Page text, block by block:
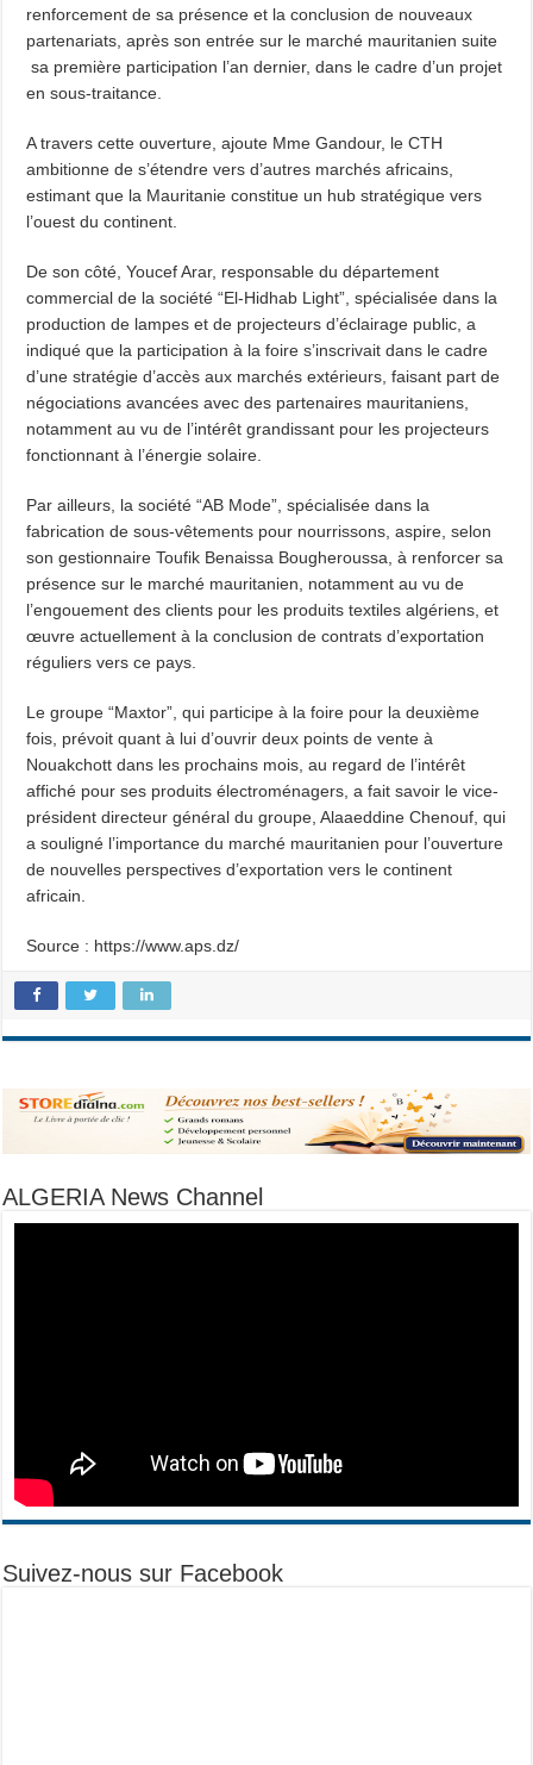
renforcement de sa présence et la conclusion de nouveaux
partenariats, après son entrée sur le marché mauritanien suite
sa première participation l’an dernier, dans le cadre d’un projet
en sous-traitance.
A travers cette ouverture, ajoute Mme Gandour, le CTH
ambitionne de s’étendre vers d’autres marchés africains,
estimant que la Mauritanie constitue un hub stratégique vers
l’ouest du continent.
De son côté, Youcef Arar, responsable du département
commercial de la société “El-Hidhab Light”, spécialisée dans la
production de lampes et de projecteurs d’éclairage public, a
indiqué que la participation à la foire s’inscrivait dans le cadre
d’une stratégie d’accès aux marchés extérieurs, faisant part de
négociations avancées avec des partenaires mauritaniens,
notamment au vu de l’intérêt grandissant pour les projecteurs
fonctionnant à l’énergie solaire.
Par ailleurs, la société “AB Mode”, spécialisée dans la
fabrication de sous-vêtements pour nourrissons, aspire, selon
son gestionnaire Toufik Benaissa Bougheroussa, à renforcer sa
présence sur le marché mauritanien, notamment au vu de
l’engouement des clients pour les produits textiles algériens, et
œuvre actuellement à la conclusion de contrats d’exportation
réguliers vers ce pays.
Le groupe “Maxtor”, qui participe à la foire pour la deuxième
fois, prévoit quant à lui d’ouvrir deux points de vente à
Nouakchott dans les prochains mois, au regard de l’intérêt
affiché pour ses produits électroménagers, a fait savoir le vice-
président directeur général du groupe, Alaaeddine Chenouf, qui
a souligné l’importance du marché mauritanien pour l’ouverture
de nouvelles perspectives d’exportation vers le continent
africain.
Source : https://www.aps.dz/
ALGERIA News Channel
Suivez-nous sur Facebook